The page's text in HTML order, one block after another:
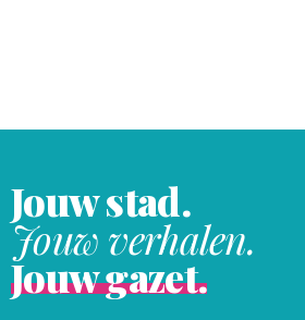
Jouw stad.
Jouw verhalen.
Jouw gazet.